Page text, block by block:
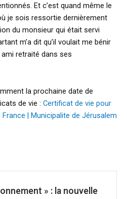
Et c’est quand même le
je sois ressortie dernièrement
du monsieur qui était servi
m’a dit qu’il voulait me bénir
retraité dans ses
la prochaine date de
de vie : Certificat de vie pour
| Municipalite de Jérusalem
» : la nouvelle